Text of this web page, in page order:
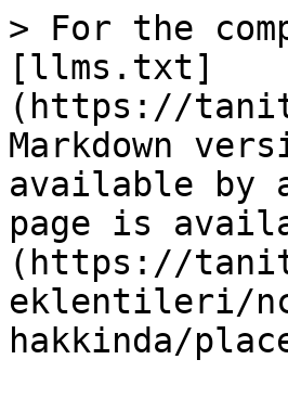
> For the
[llms.txt]
(https://
Markdown
available by
page is
(https://
eklentileri/
hakkinda/